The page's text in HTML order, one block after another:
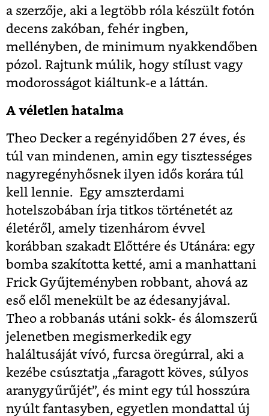
a szerzője, aki a legtöbb róla készült fotón
decens zakóban, fehér ingben,
mellényben, de minimum nyakkendőben
pózol. Rajtunk múlik, hogy stílust vagy
modorosságot kiáltunk-e a láttán.
A véletlen hatalma
Theo Decker a regényidőben 27 éves, és
túl van mindenen, amin egy tisztességes
nagyregényhősnek ilyen idős korára túl
kell lennie. Egy amszterdami
hotelszobában írja titkos történetét az
életéről, amely tizenhárom évvel
korábban szakadt Előttére és Utánára: egy
bomba szakította ketté, ami a manhattani
Frick Gyűjteményben robbant, ahová az
eső elől menekült be az édesanyjával.
Theo a robbanás utáni sokk- és álomszerű
jelenetben megismerkedik egy
haláltusáját vívó, furcsa öregúrral, aki a
kezébe csúsztatja „faragott köves, súlyos
aranygyűrűjét”, és mint egy túl hosszúra
nyúlt fantasyben, egyetlen mondattal új